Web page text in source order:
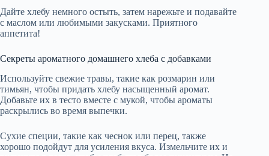
Дайте хлебу немного остыть, затем нарежьте и подавайте
с маслом или любимыми закусками. Приятного
аппетита!
Секреты ароматного домашнего хлеба с добавками
Используйте свежие травы, такие как розмарин или
тимьян, чтобы придать хлебу насыщенный аромат.
Добавьте их в тесто вместе с мукой, чтобы ароматы
раскрылись во время выпечки.
Сухие специи, такие как чеснок или перец, также
хорошо подойдут для усиления вкуса. Измельчите их и